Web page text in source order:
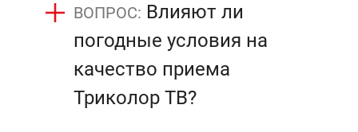
Влияют ли
погодные условия на
качество приема
Триколор ТВ?